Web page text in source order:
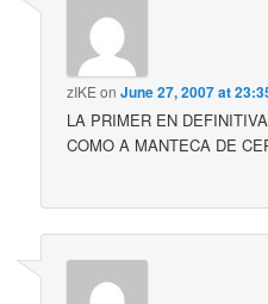
zIKE onJune 27, 2007 at
LA PRIMER EN
COMO A MANTECA DE